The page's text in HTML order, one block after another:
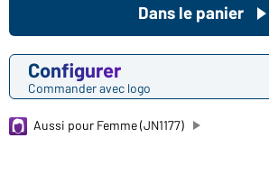
Configurer
Commander avec logo
Dans le panier
Aussi pour Femme (JN1177)